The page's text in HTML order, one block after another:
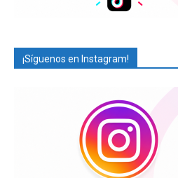
¡Síguenos en Instagram!